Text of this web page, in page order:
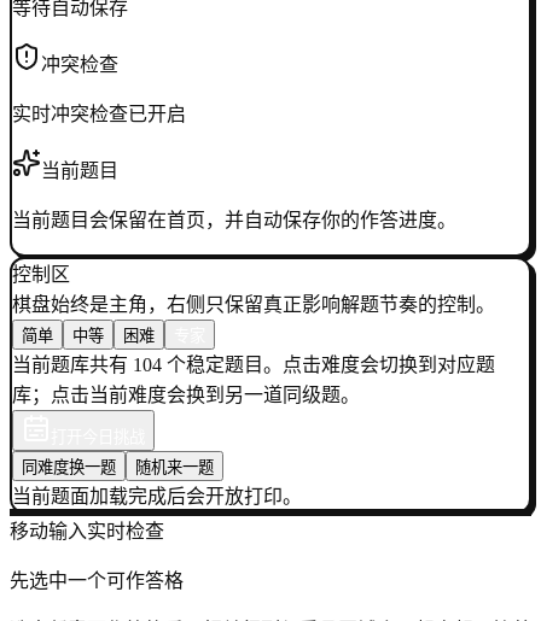
等待自动保存
冲突检查
实时冲突检查已开启
当前题目
当前题目会保留在首页，并自动保存你的作答进度。
控制区
棋盘始终是主角，右侧只保留真正影响解题节奏的控制。
简单 中等 困难
当前题库共有 104 个稳定题目。点击难度会切换到对应题
库；点击当前难度会换到另一道同级题。
同难度换一题
随机来一题
当前题面加载完成后会开放打印。
移动输入实时检查
先选中一个可作答格